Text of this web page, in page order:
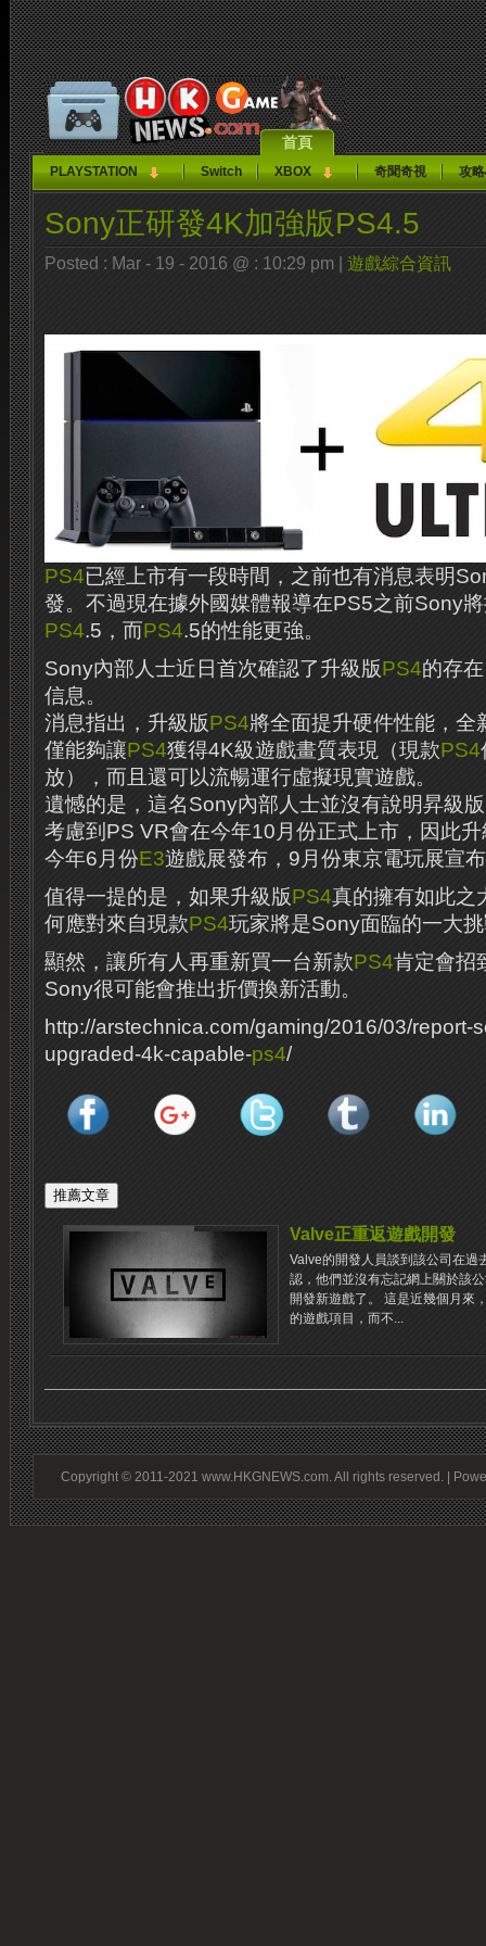
首頁
PLAYSTATION Switch XBOX 奇聞奇視 攻
Sony正研發4K加強版PS4.5
Posted : Mar - 19 - 2016 @ : 10:29 pm | 遊戲綜合資訊
PS4已經上市有一段時間，之前也有消息表明
發。不過現在據外國媒體報導在PS5之前Sony
PS4.5，而PS4.5的性能更強。
Sony內部人士近日首次確認了升級版PS4的存
信息。
消息指出，升級版PS4將全面提升硬件性能，全
僅能夠讓PS4獲得4K級遊戲畫質表現（現款PS4
放），而且還可以流暢運行虛擬現實遊戲。
遺憾的是，這名Sony內部人士並沒有說明昇級版
考慮到PS VR會在今年10月份正式上市，因此升
今年6月份E3遊戲展發布，9月份東京電玩展宣
值得一提的是，如果升級版PS4真的擁有如此之
何應對來自現款PS4玩家將是Sony面臨的一大
顯然，讓所有人再重新買一台新款PS4肯定會招
Sony很可能會推出折價換新活動。
http://arstechnica.com/gaming/2016/03/report-
upgraded-4k-capable-ps4/
Valve正重返遊戲開發
Valve的開發人員談到該公司在過
認，他們並沒有忘記網上關於該
開發新遊戲了。 這是近幾個月來
的遊戲項目，而不...
Copyright © 2011-2021 www.HKGNEWS.com. All rights reserved. |